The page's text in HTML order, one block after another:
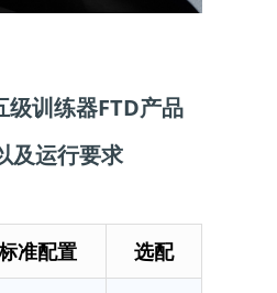
级训练器FTD产品
及运行要求
准配置 选配